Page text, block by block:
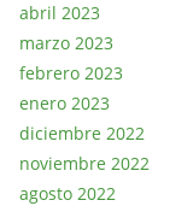
abril 2023
marzo 2023
febrero 2023
enero 2023
diciembre 2022
noviembre 2022
agosto 2022